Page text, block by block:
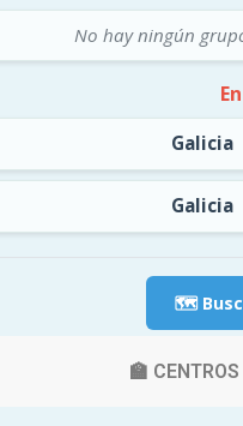
No hay ningún
Galicia
Galicia
🗺️
🏫